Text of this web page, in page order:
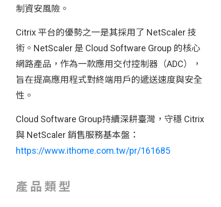
制資安風險。
Citrix 平台的優勢之一是其採用了 NetScaler 技
術。NetScaler 是 Cloud Software Group 的核心
網路產品，作為一款應用交付控制器（ADC），
旨在提高應用程式對終端用戶的遞送速度與安全
性。
Cloud Software Group持續深耕臺灣，守穩 Citrix
與 NetScaler 銷售服務基本盤：
https://www.ithome.com.tw/pr/161685
產品類型